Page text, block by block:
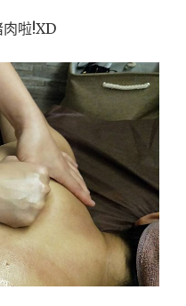
啦!XD